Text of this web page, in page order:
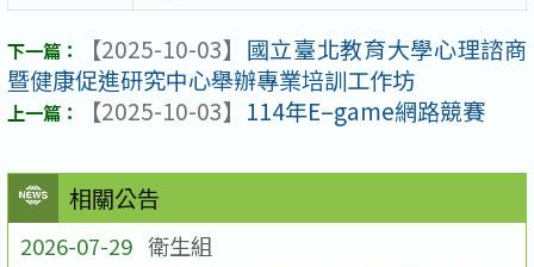
相關公告
2026-07-29 衛生組
【2025-10-03】 國立臺北教育大學心理諮商
暨健康促進研究中心舉辦專業培訓工作坊
【2025-10-03】 114年E–game網路競賽